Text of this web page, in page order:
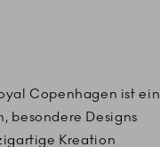
Copenhagen ist ein
besondere Designs
Kreation